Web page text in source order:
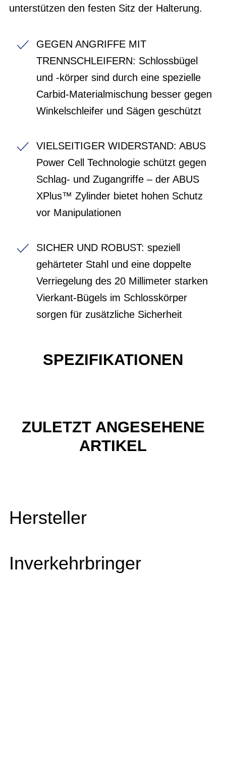
unterstützen den festen Sitz der Halterung.
GEGEN ANGRIFFE MIT
TRENNSCHLEIFERN: Schlossbügel
und -körper sind durch eine spezielle
Carbid-Materialmischung besser gegen
Winkelschleifer und Sägen geschützt
VIELSEITIGER WIDERSTAND: ABUS
Power Cell Technologie schützt gegen
Schlag- und Zugangriffe – der ABUS
XPlus™ Zylinder bietet hohen Schutz
vor Manipulationen
SICHER UND ROBUST: speziell
gehärteter Stahl und eine doppelte
Verriegelung des 20 Millimeter starken
Vierkant-Bügels im Schlosskörper
sorgen für zusätzliche Sicherheit
SPEZIFIKATIONEN
ZULETZT ANGESEHENE
ARTIKEL
Hersteller
Inverkehrbringer